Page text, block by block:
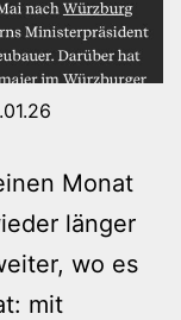
Monat
länger
wo es
mit